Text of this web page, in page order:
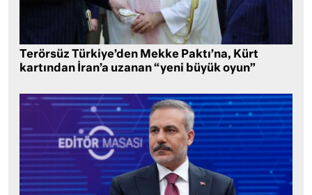
Terörsüz Türkiye’den Mekke Paktı’na, Kürt
kartından İran’a uzanan “yeni büyük oyun”